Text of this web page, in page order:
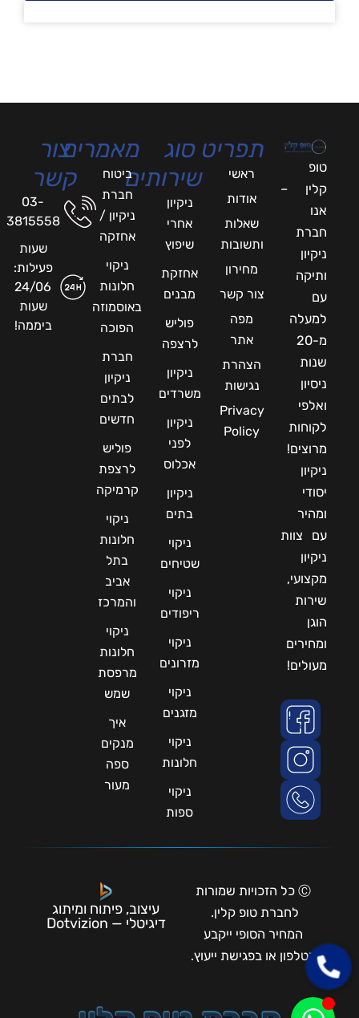
טופ
קלין –
אנו
חברת
ניקיון
ותיקה
עם
למעלה
מ-20
שנות
ניסיון
ואלפי
לקוחות
מרוצים!
ניקיון
יסודי
ומהיר
עם צוות
ניקיון
מקצועי,
שירות
הוגן
ומחירים
מעולים!
תפריט
ראשי
אודות
שאלות
ותשובות
מחירון
צור קשר
מפה
אתר
הצהרת
נגישות
Privacy
Policy
סוג
שירותים
ניקיון
אחרי
שיפוץ
אחזקת
מבנים
פוליש
לרצפה
ניקיון
משרדים
ניקיון
לפני
אכלוס
ניקיון
בתים
ניקוי
שטיחים
ניקוי
ריפודים
ניקוי
מזרונים
ניקוי
מזגנים
ניקוי
חלונות
ניקוי
ספות
מאמרים
ביטוח
חברת
ניקיון /
אחזקה
ניקוי
חלונות
באוסמוזה
הפוכה
חברת
ניקיון
לבתים
חדשים
פוליש
לרצפת
קרמיקה
ניקוי
חלונות
בתל
אביב
והמרכז
ניקוי
חלונות
מרפסת
שמש
איך
מנקים
ספה
מעור
צור
קשר
03-
3815558
שעות
פעילות:
24/06
שעות
ביממה!
Ⓒ כל הזכויות שמורות
לחברת טופ קלין.
המחיר הסופי ייקבע
בטלפון או בפגישת ייעוץ.
עיצוב, פיתוח ומיתוג
דיגיטלי — Dotvizion